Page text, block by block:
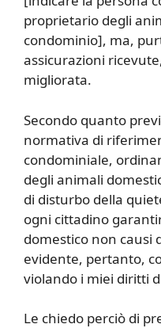
proprietario degli
condominio], ma,
assicurazioni
migliorata.
Secondo quanto
normativa di
condominiale,
degli animali
di disturbo della
ogni cittadino
domestico non causi
evidente, pertanto,
violando i miei diritti
Le chiedo perciò di